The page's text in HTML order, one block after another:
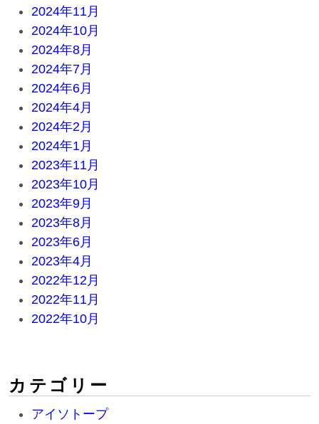
2024年11月
2024年10月
2024年8月
2024年7月
2024年6月
2024年4月
2024年2月
2024年1月
2023年11月
2023年10月
2023年9月
2023年8月
2023年6月
2023年4月
2022年12月
2022年11月
2022年10月
カテゴリー
アイソトープ